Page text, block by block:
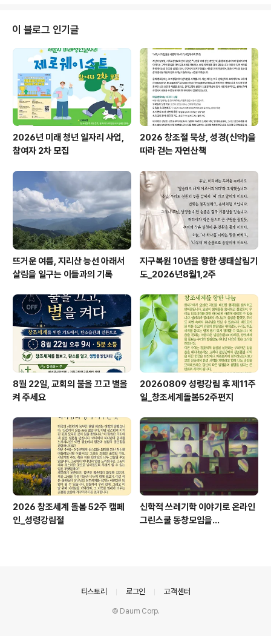
길 11)📌 참가비 : 5만원(39세 이하 청년 참가비 50% 할
인), 지역탐방비 3만원📌 문의 : 이상춘 (010-9081-772
8)📌 신청 : 구글폼 혹은 문자 연하린 (010-2605-081
9) https://forms.gle/g6Bh8ddnjEuuDt3x6🌟 모
집 인원: 입금 선착순 30명주관..
이 블로그 인기글
2026년 미래 청년 일자리 사업,
참여자 2차 모집
2026 창조절 묵상, 성경(신약)을
따라 걷는 자연산책
뜨거운 여름, 지리산 능선 아래서
살림을 일구는 이들과의 기록
지구복원 10년을 향한 생태살림기
도_2026년8월1,2주
8월 22일, 교회의 불을 끄고 별을
켜 주세요
20260809 성령강림 후 제11주
일_창조세계돌봄52주편지
2026 창조세계 돌봄 52주 캠페
인_성령강림절
신학적 쓰레기학 이야기로 온라인
그린스쿨 동창모임을...
티스토리 로그인 고객센터
© Daum Corp.